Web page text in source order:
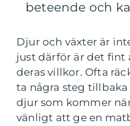
beteende och
Djur och växter är
just därför är det fint
deras villkor. Ofta
ta några steg
djur som kommer
vänligt att ge en